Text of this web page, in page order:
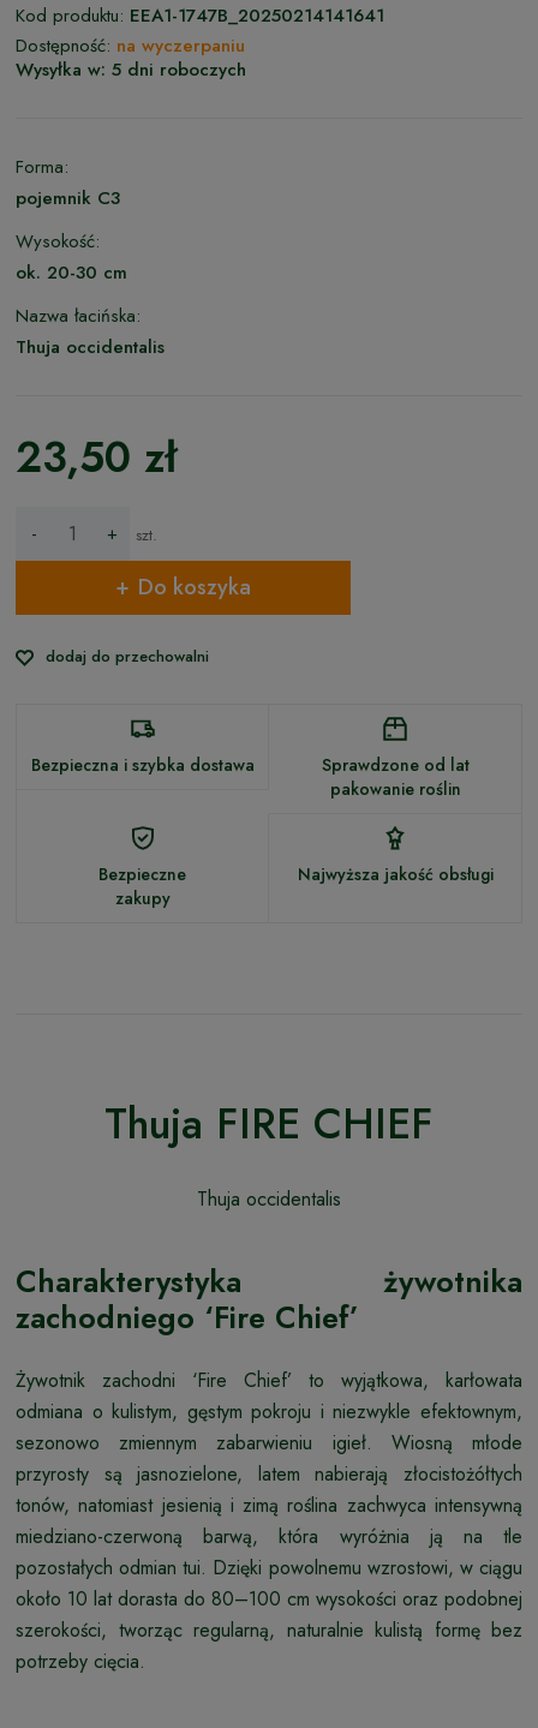
Kod produktu: EEA1-1747B_20250214141641
Dostępność: na wyczerpaniu
Wysyłka w: 5 dni roboczych
Forma:
pojemnik C3
Wysokość:
ok. 20-30 cm
Nazwa łacińska:
Thuja occidentalis
23,50 zł
- + szt.
Do koszyka
dodaj do przechowalni
Bezpieczna i szybka dostawa
Sprawdzone od lat
pakowanie roślin
Bezpieczne
zakupy
Najwyższa jakość obsługi
Thuja FIRE CHIEF
Thuja occidentalis
Charakterystyka żywotnika
zachodniego ‘Fire Chief’
Żywotnik zachodni ‘Fire Chief’ to wyjątkowa, karłowata
odmiana o kulistym, gęstym pokroju i niezwykle efektownym,
sezonowo zmiennym zabarwieniu igieł. Wiosną młode
przyrosty są jasnozielone, latem nabierają złocistożółtych
tonów, natomiast jesienią i zimą roślina zachwyca intensywną
miedziano-czerwoną barwą, która wyróżnia ją na tle
pozostałych odmian tui. Dzięki powolnemu wzrostowi, w ciągu
około 10 lat dorasta do 80–100 cm wysokości oraz podobnej
szerokości, tworząc regularną, naturalnie kulistą formę bez
potrzeby cięcia.